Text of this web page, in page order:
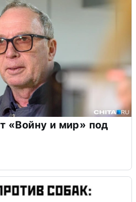
«Войну и мир» под